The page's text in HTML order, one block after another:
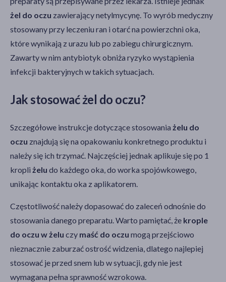
żel do oczu zawierający netylmycynę. To wyrób medyczny
stosowany przy leczeniu ran i otarć na powierzchni oka,
które wynikają z urazu lub po zabiegu chirurgicznym.
Zawarty w nim antybiotyk obniża ryzyko wystąpienia
infekcji bakteryjnych w takich sytuacjach.
Jak stosować żel do oczu?
Szczegółowe instrukcje dotyczące stosowania żelu do
oczu znajdują się na opakowaniu konkretnego produktu i
należy się ich trzymać. Najczęściej jednak aplikuje się po 1
kropli żelu do każdego oka, do worka spojówkowego,
unikając kontaktu oka z aplikatorem.
Częstotliwość należy dopasować do zaleceń odnośnie do
stosowania danego preparatu. Warto pamiętać, że krople
do oczu w żelu czy maść do oczu mogą przejściowo
nieznacznie zaburzać ostrość widzenia, dlatego najlepiej
stosować je przed snem lub w sytuacji, gdy nie jest
wymagana pełna sprawność wzrokowa.